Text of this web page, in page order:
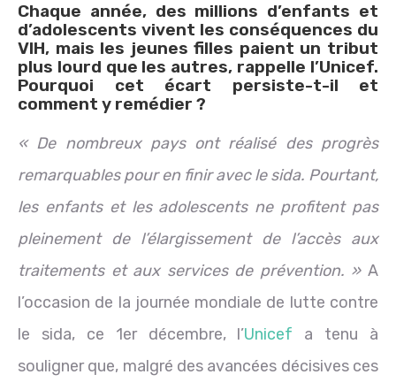
Chaque année, des millions d’enfants et
d’adolescents vivent les conséquences du
VIH, mais les jeunes filles paient un tribut
plus lourd que les autres, rappelle l’Unicef.
Pourquoi cet écart persiste-t-il et
comment y remédier ?
« De nombreux pays ont réalisé des progrès
remarquables pour en finir avec le sida. Pourtant,
les enfants et les adolescents ne profitent pas
pleinement de l’élargissement de l’accès aux
traitements et aux services de prévention. »A
l’occasion de la journée mondiale de lutte contre
le sida, ce 1er décembre, l’Unicef a tenu à
souligner que, malgré des avancées décisives ces